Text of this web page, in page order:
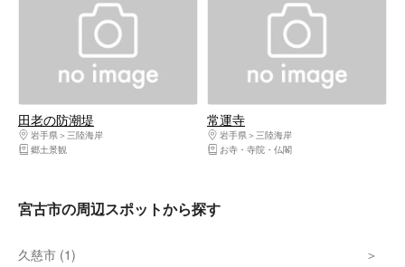
田老の防潮堤
岩手県
三陸海岸
郷土景観
常運寺
岩手県
三陸海岸
お寺・寺院・仏閣
宮古市の周辺スポットから探す
久慈市 (1)